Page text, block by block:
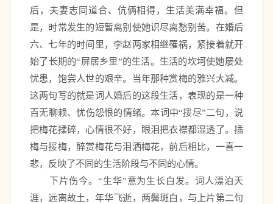
后，夫妻志同道合、伉俩相得，生活美满幸福。但
是，时常发生的短暂离别使她识尽离愁别苦。在婚后
六、七年的时间里，李赵两家相继罹祸，紧接着就开
始了长期的“屏居乡里”的生活。生活的坎坷使她屡处
忧患，饱尝人世的艰辛。当年那种赏梅的雅兴大减。
这两句写的就是词人婚后的这段生活，表现的是一种
百无聊赖、忧伤怨恨的情绪。本词中“挼尽”二句，说
把梅花揉碎，心情很不好，眼泪把衣襟都湿透了。插
梅与挼梅，醉赏梅花与泪洒梅花，前后相比，一喜一
悲，反映了不同的生活阶段与不同的心情。
下片伤今。“生华”意为生长白发。词人漂泊天
涯，远离故土，年华飞逝，两鬓斑白，与上片第二句